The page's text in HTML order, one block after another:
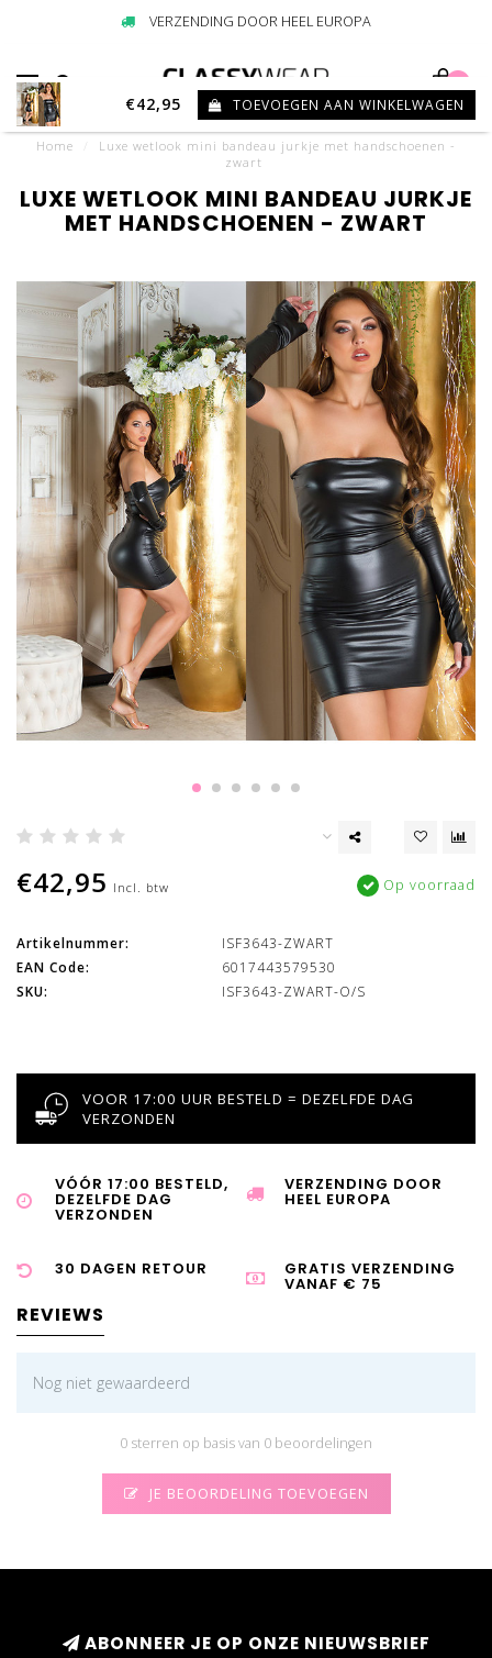
VERZENDING DOOR HEEL EUROPA
Home
Luxe wetlook mini bandeau jurkje met handschoenen -
zwart
€42,95 TOEVOEGEN AAN WINKELWAGEN
LUXE WETLOOK MINI BANDEAU JURKJE
MET HANDSCHOENEN - ZWART
€42,95 Incl. btw Op voorraad
Artikelnummer:
ISF3643-ZWART
EAN Code:
6017443579530
SKU:
ISF3643-ZWART-O/S
VOOR 17:00 UUR BESTELD = DEZELFDE DAG
VERZONDEN
VÓÓR 17:00 BESTELD,
DEZELFDE DAG
VERZONDEN
VERZENDING DOOR
HEEL EUROPA
30 DAGEN RETOUR GRATIS VERZENDING
VANAF € 75
REVIEWS
Nog niet gewaardeerd
0 sterren op basis van 0 beoordelingen
JE BEOORDELING TOEVOEGEN
ABONNEER JE OP ONZE NIEUWSBRIEF